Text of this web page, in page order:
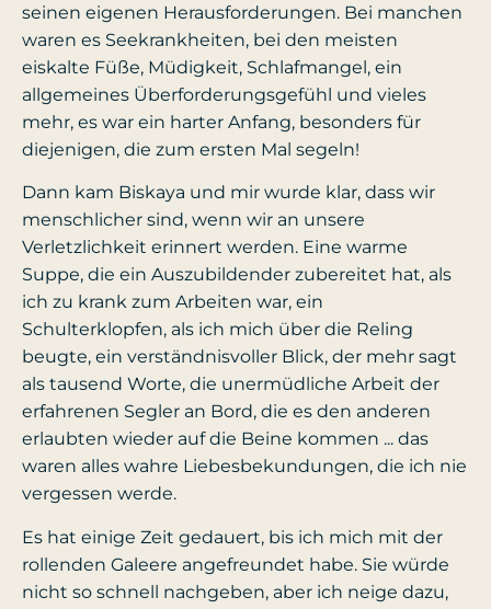
seinen eigenen Herausforderungen. Bei manchen
waren es Seekrankheiten, bei den meisten
eiskalte Füße, Müdigkeit, Schlafmangel, ein
allgemeines Überforderungsgefühl und vieles
mehr, es war ein harter Anfang, besonders für
diejenigen, die zum ersten Mal segeln!
Dann kam Biskaya und mir wurde klar, dass wir
menschlicher sind, wenn wir an unsere
Verletzlichkeit erinnert werden. Eine warme
Suppe, die ein Auszubildender zubereitet hat, als
ich zu krank zum Arbeiten war, ein
Schulterklopfen, als ich mich über die Reling
beugte, ein verständnisvoller Blick, der mehr sagt
als tausend Worte, die unermüdliche Arbeit der
erfahrenen Segler an Bord, die es den anderen
erlaubten wieder auf die Beine kommen ... das
waren alles wahre Liebesbekundungen, die ich nie
vergessen werde.
Es hat einige Zeit gedauert, bis ich mich mit der
rollenden Galeere angefreundet habe. Sie würde
nicht so schnell nachgeben, aber ich neige dazu,